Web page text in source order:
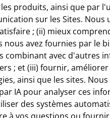
produits, ainsi que par
sur les Sites.
; (ii) mieux
avez fournies par le
combinant avec d'autres
; et (iii) fournir,
ainsi que les sites.
IA pour analyser ces
des systèmes